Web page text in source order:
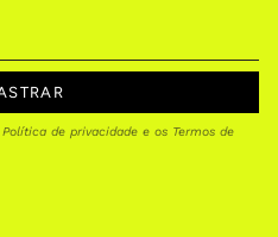
Política de privacidade e os Termos de